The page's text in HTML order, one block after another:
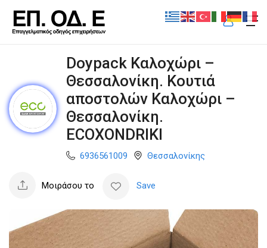
Doypack Καλοχώρι –
Θεσσαλονίκη. Κουτιά
αποστολών Καλοχώρι –
Θεσσαλονίκη.
ECOXONDRIKI
6936561009 Θεσσαλονίκης
Μοιράσου το Save